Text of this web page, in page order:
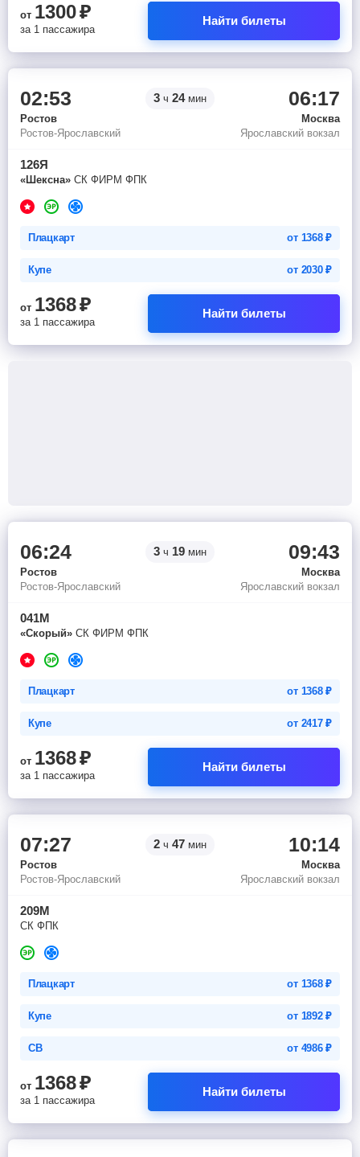
от 1300₽
за 1 пассажира
Найти билеты
02:53 3 ч 24мин 06:17
Ростов
Москва
Ростов-Ярославский
Ярославский вокзал
126Я
«Шексна» СК ФИРМ ФПК
Плацкарт от 1368₽
Купе от 2030₽
от 1368₽
за 1 пассажира
Найти билеты
06:24 3 ч 19 мин 09:43
Ростов
Москва
Ростов-Ярославский
Ярославский вокзал
041М
«Скорый» СК ФИРМ ФПК
Плацкарт от 1368₽
Купе от 2417₽
от 1368₽
за 1 пассажира
Найти билеты
07:27 2 ч 47 мин 10:14
Ростов
Москва
Ростов-Ярославский
Ярославский вокзал
209М
СК ФПК
Плацкарт от 1368₽
Купе от 1892₽
СВ от 4986₽
от 1368₽
за 1 пассажира
Найти билеты